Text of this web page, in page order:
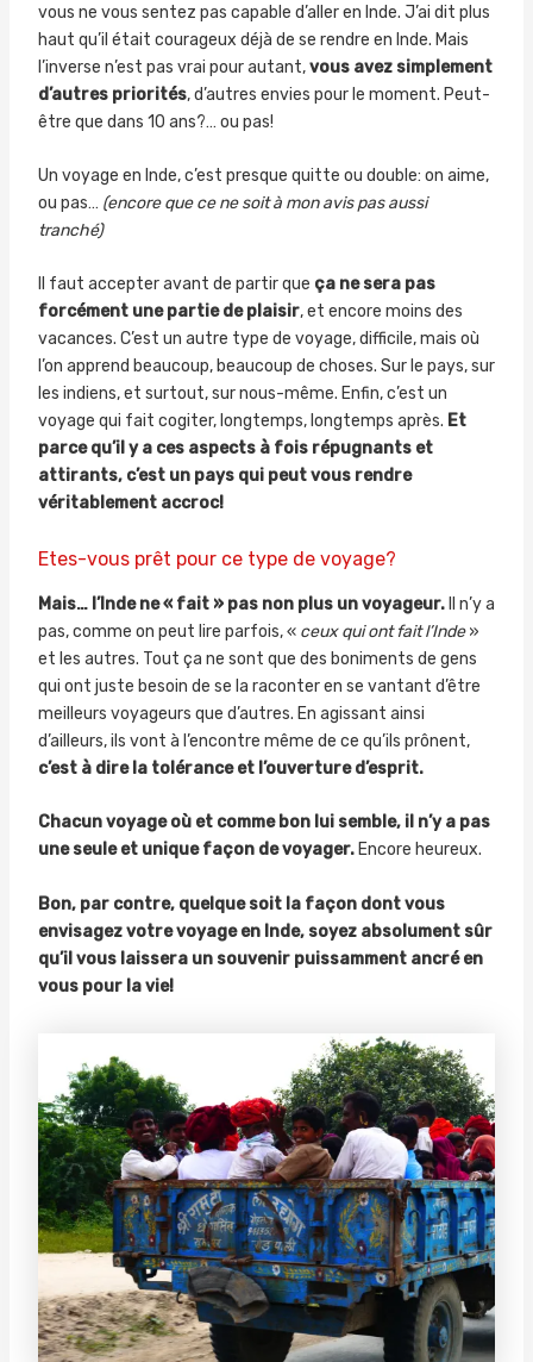
vous ne vous sentez pas capable d’aller en Inde. J’ai dit plus
haut qu’il était courageux déjà de se rendre en Inde. Mais
l’inverse n’est pas vrai pour autant,vous avez simplement
d’autres priorités, d’autres envies pour le moment. Peut-
être que dans 10 ans?… ou pas!
Un voyage en Inde, c’est presque quitte ou double: on aime,
ou pas… (encore que ce ne soit à mon avis pas aussi
tranché)
Il faut accepter avant de partir que ça ne sera pas
forcément une partie de plaisir, et encore moins des
vacances. C’est un autre type de voyage, difficile, mais où
l’on apprend beaucoup, beaucoup de choses. Sur le pays, sur
les indiens, et surtout, sur nous-même. Enfin, c’est un
voyage qui fait cogiter, longtemps, longtemps après. Et
parce qu’il y a ces aspects à fois répugnants et
attirants, c’est un pays qui peut vous rendre
véritablement accroc!
Etes-vous prêt pour ce type de voyage?
Mais… l’Inde ne « fait » pas non plus un voyageur.Il n’y a
pas, comme on peut lire parfois, « ceux qui ont fait l’Inde»
et les autres. Tout ça ne sont que des boniments de gens
qui ont juste besoin de se la raconter en se vantant d’être
meilleurs voyageurs que d’autres. En agissant ainsi
d’ailleurs, ils vont à l’encontre même de ce qu’ils prônent,
c’est à dire la tolérance et l’ouverture d’esprit.
Chacun voyage où et comme bon lui semble, il n’y a pas
une seule et unique façon de voyager.Encore heureux.
Bon, par contre, quelque soit la façon dont vous
envisagez votre voyage en Inde, soyez absolument sûr
qu’il vous laissera un souvenir puissamment ancré en
vous pour la vie!